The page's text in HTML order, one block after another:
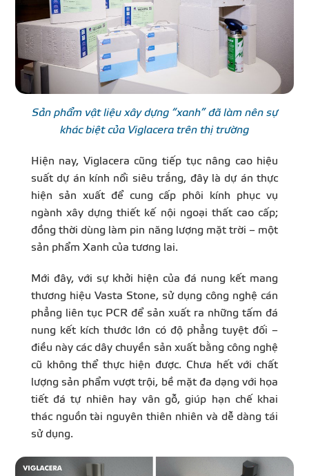
Sản phẩm vật liệu xây dựng “xanh” đã làm nên sự
khác biệt của Viglacera trên thị trường
Hiện nay, Viglacera cũng tiếp tục nâng cao hiệu
suất dự án kính nổi siêu trắng, đây là dự án thực
hiện sản xuất để cung cấp phôi kính phục vụ
ngành xây dựng thiết kế nội ngoại thất cao cấp;
đồng thời dùng làm pin năng lượng mặt trời – một
sản phẩm Xanh của tương lai.
Mới đây, với sự khởi hiện của đá nung kết mang
thương hiệu Vasta Stone, sử dụng công nghệ cán
phẳng liên tục PCR để sản xuất ra những tấm đá
nung kết kích thước lớn có độ phẳng tuyệt đối –
điều này các dây chuyền sản xuất bằng công nghệ
cũ không thể thực hiện được. Chưa hết với chất
lượng sản phẩm vượt trội, bề mặt đa dạng với họa
tiết đá tự nhiên hay vân gỗ, giúp hạn chế khai
thác nguồn tài nguyên thiên nhiên và dễ dàng tái
sử dụng.